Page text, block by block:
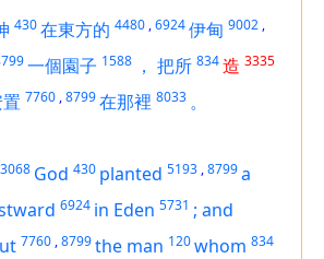
430在東方的 4480 ,6924伊甸 9002 ,
一個園子 1588 ， 把所 834造 3335
7760 ,8799在那裡 8033 。
3068 God 430 planted 5193 ,8799a
6924 in Eden 5731 ; and
7760 ,8799the man 120whom 834